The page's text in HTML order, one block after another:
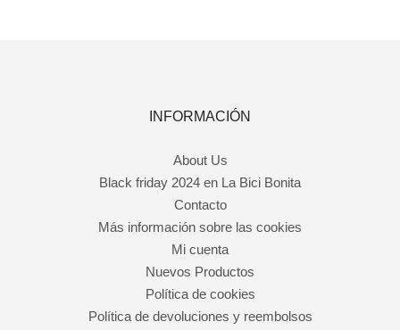
INFORMACIÓN
About Us
Black friday 2024 en La Bici Bonita
Contacto
Más información sobre las cookies
Mi cuenta
Nuevos Productos
Política de cookies
Política de devoluciones y reembolsos